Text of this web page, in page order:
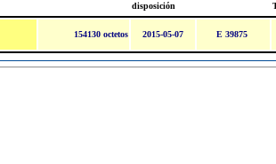
disposición
154130 octetos 2015-05-07 E 39875